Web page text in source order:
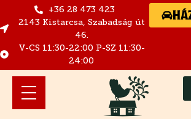
+36 28 473 423
2143 Kistarcsa, Szabadság út
46.
V-CS 11:30-22:00 P-SZ 11:30-
24:00